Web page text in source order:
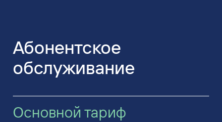
Абонентское
обслуживание
Основной тариф